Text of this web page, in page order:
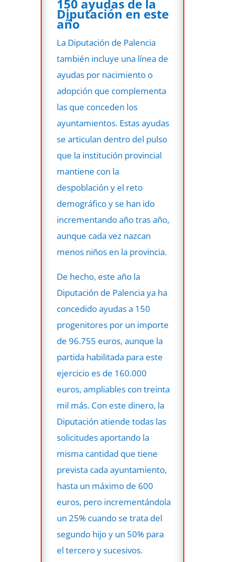
150 ayudas de la
Diputación en este
año
La Diputación de Palencia
también incluye una línea de
ayudas por nacimiento o
adopción que complementa
las que conceden los
ayuntamientos. Estas ayudas
se articulan dentro del pulso
que la institución provincial
mantiene con la
despoblación y el reto
demográfico y se han ido
incrementando año tras año,
aunque cada vez nazcan
menos niños en la provincia.
De hecho, este año la
Diputación de Palencia ya ha
concedido ayudas a 150
progenitores por un importe
de 96.755 euros, aunque la
partida habilitada para este
ejercicio es de 160.000
euros, ampliables con treinta
mil más. Con este dinero, la
Diputación atiende todas las
solicitudes aportando la
misma cantidad que tiene
prevista cada ayuntamiento,
hasta un máximo de 600
euros, pero incrementándola
un 25% cuando se trata del
segundo hijo y un 50% para
el tercero y sucesivos.